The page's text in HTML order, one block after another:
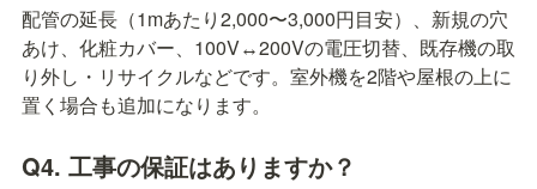
配管の延長（1mあたり2,000〜3,000円目安）、新規の穴
あけ、化粧カバー、100V↔200Vの電圧切替、既存機の取
り外し・リサイクルなどです。室外機を2階や屋根の上に
置く場合も追加になります。
Q4. 工事の保証はありますか？